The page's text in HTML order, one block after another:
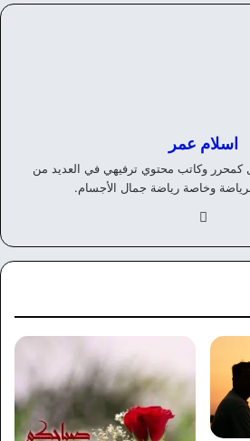
اسلام عمر
كمحرر وكاتب محتوي ترفيهي في العديد من
وخاصة رياضة جمال الأجسام.
وك